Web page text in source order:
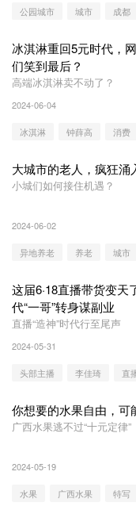
公园城市 城市 成都
冰淇淋重回5元时代，
们笑到最后？
高端冰淇淋卖不动了？
2024-06-04
冰淇淋 钟薛高 消费
大城市的老人，疯狂涌
小城们如何接住机遇？
2024-06-02
异地养老 养老 城市
这届6·18直播带货变
代“一哥”转身谋副业
直播“造神”时代行至尾声
2024-05-31
头部主播 李佳琦 直
你想要的水果自由，可
广西水果逃不过“十元定律”
2024-05-19
水果 广西水果 特写